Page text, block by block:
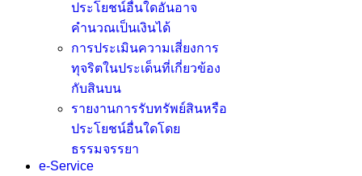
ประโยชน์อื่นใดอันอาจ
คำนวณเป็นเงินได้
การประเมินความเสี่ยงการ
ทุจริตในประเด็นที่เกี่ยวข้อง
กับสินบน
รายงานการรับทรัพย์สินหรือ
ประโยชน์อื่นใดโดย
ธรรมจรรยา
e-Service